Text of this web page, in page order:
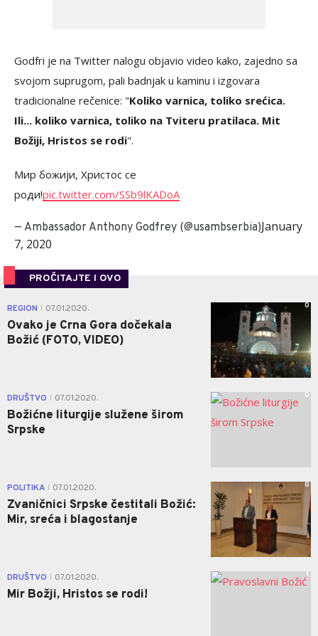
Godfri je na Twitter nalogu objavio video kako, zajedno sa
svojom suprugom, pali badnjak u kaminu i izgovara
tradicionalne rečenice: "Koliko varnica, toliko srećica.
Ili... koliko varnica, toliko na Tviteru pratilaca. Mit
Božiji, Hristos se rodi".
Мир божији, Христос се
роди!pic.twitter.com/SSb9lKADoA
— Ambassador Anthony Godfrey (@usambserbia)January
7, 2020
PROČITAJTE I OVO
REGION 07.01.2020.
Ovako je Crna Gora dočekala
Božić (FOTO, VIDEO)
0
DRUŠTVO 07.01.2020.
Božićne liturgije služene širom
Srpske
0
POLITIKA 07.01.2020.
Zvaničnici Srpske čestitali Božić:
Mir, sreća i blagostanje
0
DRUŠTVO 07.01.2020.
Mir Božji, Hristos se rodi!
1